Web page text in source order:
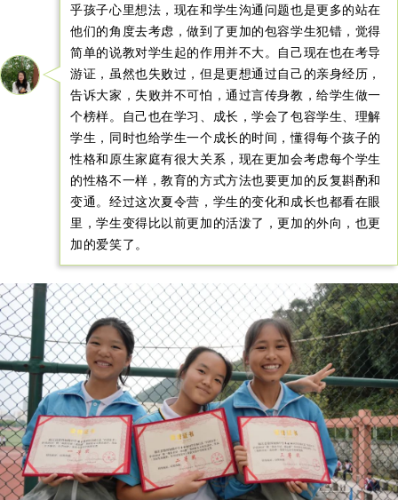
乎孩子心里想法，现在和学生沟通问题也是更多的站在
他们的角度去考虑，做到了更加的包容学生犯错，觉得
简单的说教对学生起的作用并不大。自己现在也在考导
游证，虽然也失败过，但是更想通过自己的亲身经历，
告诉大家，失败并不可怕，通过言传身教，给学生做一
个榜样。自己也在学习、成长，学会了包容学生、理解
学生，同时也给学生一个成长的时间，懂得每个孩子的
性格和原生家庭有很大关系，现在更加会考虑每个学生
的性格不一样，教育的方式方法也要更加的反复斟酌和
变通。经过这次夏令营，学生的变化和成长也都看在眼
里，学生变得比以前更加的活泼了，更加的外向，也更
加的爱笑了。